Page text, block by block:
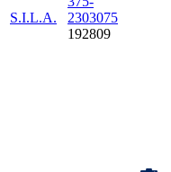
S.I.L.A.
2303075
192809